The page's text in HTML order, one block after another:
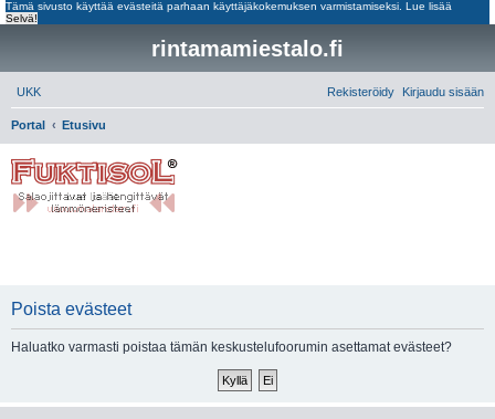
Tämä sivusto käyttää evästeitä parhaan käyttäjäkokemuksen varmistamiseksi. Lue lisää
Selvä!
rintamamiestalo.fi
UKK Kirjaudu sisään
Rekisteröidy
Portal Etusivu
Poista evästeet
Haluatko varmasti poistaa tämän keskustelufoorumin asettamat evästeet?